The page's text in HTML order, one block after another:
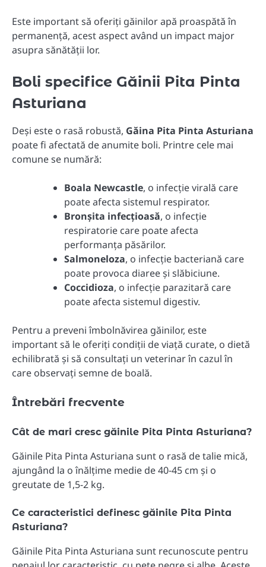
Este important să oferiți găinilor apă proaspătă în
permanență, acest aspect având un impact major
asupra sănătății lor.
Boli specifice Găinii Pita Pinta
Asturiana
Deși este o rasă robustă, Găina Pita Pinta Asturiana
poate fi afectată de anumite boli. Printre cele mai
comune se numără:
Boala Newcastle, o infecție virală care
poate afecta sistemul respirator.
Bronșita infecțioasă, o infecție
respiratorie care poate afecta
performanța păsărilor.
Salmoneloza, o infecție bacteriană care
poate provoca diaree și slăbiciune.
Coccidioza, o infecție parazitară care
poate afecta sistemul digestiv.
Pentru a preveni îmbolnăvirea găinilor, este
important să le oferiți condiții de viață curate, o dietă
echilibrată și să consultați un veterinar în cazul în
care observați semne de boală.
Întrebări frecvente
Cât de mari cresc găinile Pita Pinta Asturiana?
Găinile Pita Pinta Asturiana sunt o rasă de talie mică,
ajungând la o înălțime medie de 40-45 cm și o
greutate de 1,5-2 kg.
Ce caracteristici definesc găinile Pita Pinta
Asturiana?
Găinile Pita Pinta Asturiana sunt recunoscute pentru